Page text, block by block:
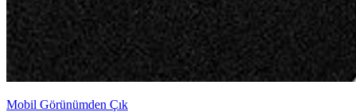
Mobil Görünümden Çık